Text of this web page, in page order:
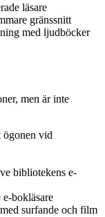
läsare
gränssnitt
med ljudböcker
men är inte
vid
bibliotekens e-
bokläsare
surfande och film